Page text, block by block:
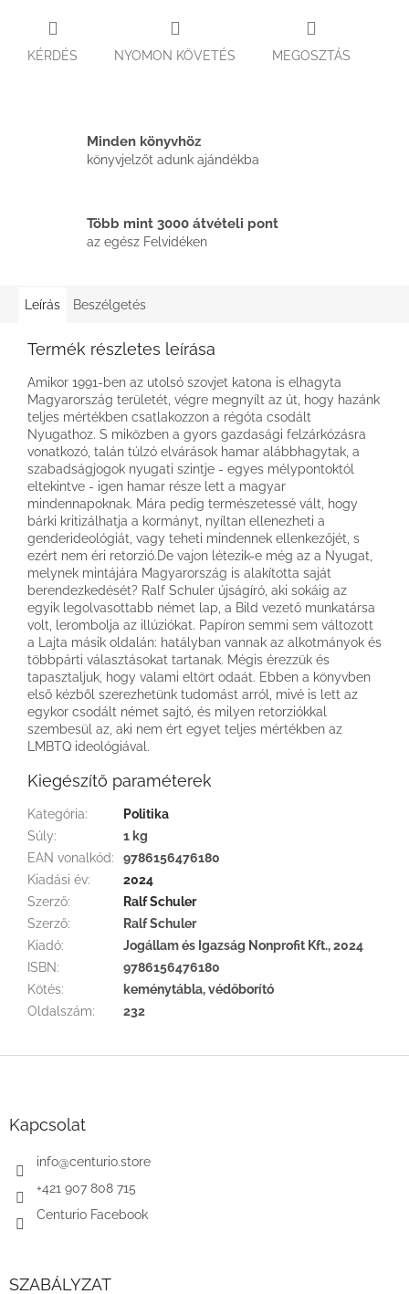
KÉRDÉS NYOMON KÖVETÉS MEGOSZTÁS
Minden könyvhöz
könyvjelzőt adunk ajándékba
Több mint 3000 átvételi pont
az egész Felvidéken
Leírás Beszélgetés
Termék részletes leírása
Amikor 1991-ben az utolsó szovjet katona is elhagyta
Magyarország területét, végre megnyílt az út, hogy hazánk
teljes mértékben csatlakozzon a régóta csodált
Nyugathoz. S miközben a gyors gazdasági felzárkózásra
vonatkozó, talán túlzó elvárások hamar alábbhagytak, a
szabadságjogok nyugati szintje - egyes mélypontoktól
eltekintve - igen hamar része lett a magyar
mindennapoknak. Mára pedig természetessé vált, hogy
bárki kritizálhatja a kormányt, nyíltan ellenezheti a
genderideológiát, vagy teheti mindennek ellenkezőjét, s
ezért nem éri retorzió.De vajon létezik-e még az a Nyugat,
melynek mintájára Magyarország is alakította saját
berendezkedését? Ralf Schuler újságíró, aki sokáig az
egyik legolvasottabb német lap, a Bild vezető munkatársa
volt, lerombolja az illúziókat. Papíron semmi sem változott
a Lajta másik oldalán: hatályban vannak az alkotmányok és
többpárti választásokat tartanak. Mégis érezzük és
tapasztaljuk, hogy valami eltört odaát. Ebben a könyvben
első kézből szerezhetünk tudomást arról, mivé is lett az
egykor csodált német sajtó, és milyen retorziókkal
szembesül az, aki nem ért egyet teljes mértékben az
LMBTQ ideológiával.
Kiegészítő paraméterek
Kategória:
Politika
Súly:
1 kg
EAN vonalkód:
9786156476180
Kiadási év:
2024
Szerző:
Ralf Schuler
Szerző:
Ralf Schuler
Kiadó:
Jogállam és Igazság Nonprofit Kft., 2024
ISBN:
9786156476180
Kötés:
keménytábla, védőborító
Oldalszám: 232
Kapcsolat
info@centurio.store
+421 907 808 715
Centurio Facebook
SZABÁLYZAT